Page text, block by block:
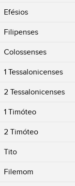
Efésios
Filipenses
Colossenses
1 Tessalonicenses
2 Tessalonicenses
1 Timóteo
2 Timóteo
Tito
Filemom